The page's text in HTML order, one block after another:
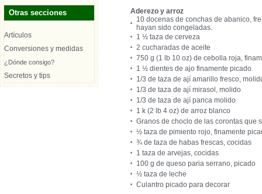
Otras secciones
Artículos
Conversiones y medidas
¿Dónde consigo?
Secretos y tips
Aderezo y arroz
10 docenas de conchas de abanico,
hayan sido congeladas.
1 ½ taza de cerveza
2 cucharadas de aceite
750 g (1 lb 10 oz) de cebolla roja,
1 ½ dientes de ajo finamente picado
1/3 de taza de ají amarillo fresco,
1/3 de taza de ají mirasol, molido
1/3 de taza de ají panca molido
1 k (2 lb 4 oz) de arroz blanco
Granos de choclo de las corontas que
½ taza de pimiento rojo, finamente
¾ de taza de habas frescas, cocidas
1 taza de arvejas, cocidas
100 g de queso paria serrano, picado
½ taza de leche
Culantro picado para decorar